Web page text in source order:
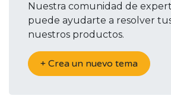
Nuestra comunidad de
puede ayudarte a resolver
nuestros productos.
+ Crea un nuevo tema